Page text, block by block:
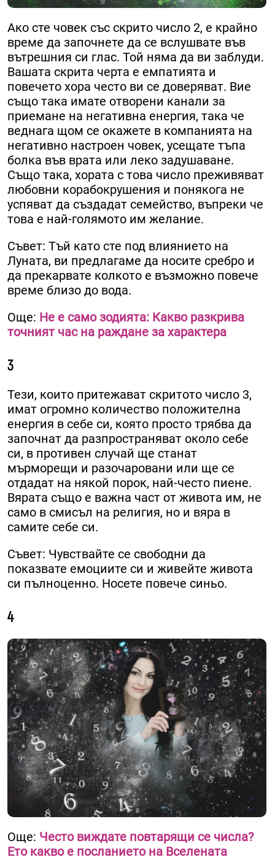
Ако сте човек със скрито число 2, е крайно
време да започнете да се вслушвате във
вътрешния си глас. Той няма да ви заблуди.
Вашата скрита черта е емпатията и
повечето хора често ви се доверяват. Вие
също така имате отворени канали за
приемане на негативна енергия, така че
веднага щом се окажете в компанията на
негативно настроен човек, усещате тъпа
болка във врата или леко задушаване.
Също така, хората с това число преживяват
любовни корабокрушения и понякога не
успяват да създадат семейство, въпреки че
това е най-голямото им желание.
Съвет: Тъй като сте под влиянието на
Луната, ви предлагаме да носите сребро и
да прекарвате колкото е възможно повече
време близо до вода.
Още: Не е само зодията: Какво разкрива
точният час на раждане за характера
3
Тези, които притежават скритото число 3,
имат огромно количество положителна
енергия в себе си, която просто трябва да
започнат да разпространяват около себе
си, в противен случай ще станат
мърморещи и разочаровани или ще се
отдадат на някой порок, най-често пиене.
Вярата също е важна част от живота им, не
само в смисъл на религия, но и вяра в
самите себе си.
Съвет: Чувствайте се свободни да
показвате емоциите си и живейте живота
си пълноценно. Носете повече синьо.
4
Още: Често виждате повтарящи се числа?
Ето какво е посланието на Вселената